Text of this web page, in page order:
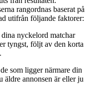
rangordnas baserat på
utifrån följande faktorer:
nyckelord matchar
tyngst, följt av den korta
som ligger närmare din
äldre annonsen är eller ju